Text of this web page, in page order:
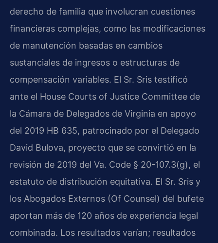
derecho de familia que involucran cuestiones
financieras complejas, como las modificaciones
de manutención basadas en cambios
sustanciales de ingresos o estructuras de
compensación variables. El Sr. Sris testificó
ante el House Courts of Justice Committee de
la Cámara de Delegados de Virginia en apoyo
del 2019 HB 635, patrocinado por el Delegado
David Bulova, proyecto que se convirtió en la
revisión de 2019 del Va. Code § 20-107.3(g), el
estatuto de distribución equitativa. El Sr. Sris y
los Abogados Externos (Of Counsel) del bufete
aportan más de 120 años de experiencia legal
combinada. Los resultados varían; resultados